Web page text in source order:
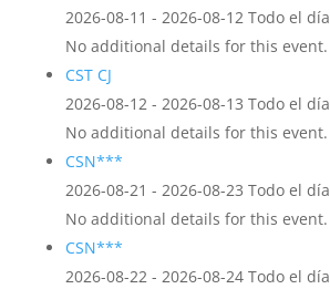
2026-08-11 - 2026-08-12 Todo el día
No additional details for this event.
CST CJ
2026-08-12 - 2026-08-13 Todo el día
No additional details for this event.
CSN***
2026-08-21 - 2026-08-23 Todo el día
No additional details for this event.
CSN***
2026-08-22 - 2026-08-24 Todo el día